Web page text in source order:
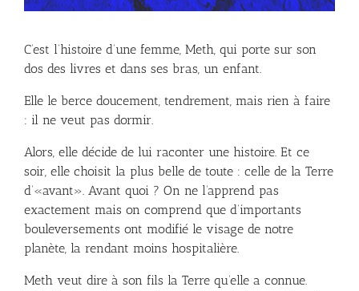
C’est l’histoire d’une femme, Meth, qui porte sur son
dos des livres et dans ses bras, un enfant.
Elle le berce doucement, tendrement, mais rien à faire
: il ne veut pas dormir.
Alors, elle décide de lui raconter une histoire. Et ce
soir, elle choisit la plus belle de toute : celle de la Terre
d’«avant». Avant quoi ? On ne l’apprend pas
exactement mais on comprend que d’importants
bouleversements ont modifié le visage de notre
planète, la rendant moins hospitalière.
Meth veut dire à son fils la Terre qu’elle a connue.